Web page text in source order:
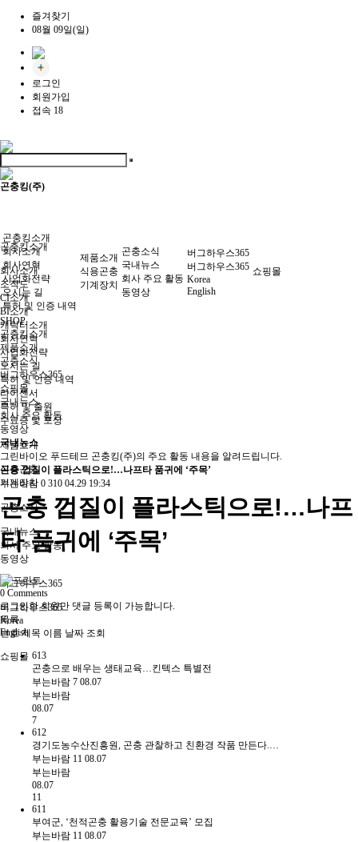
즐겨찾기
08월 09일(일)
로그인
회원가입
접속 18
곤충킹(주)
곤충킹소개
회사소개
조직도
CI소개
BI소개
캐릭터소개
회사연혁
사업화전략
오시는 길
특허 및 인증 내역
라이센서
특허 및 출원
수료증 및 포상
제품소개
식용곤충
기계장치
곤충소식
국내뉴스
회사 주요 활동
동영상
버그하우스365
버그하우스365
Korea
English
쇼핑몰
곤충킹소개
회사소개
회사연혁
사업화전략
오시는 길
특허 및 인증 내역
제품소개
식용곤충
기계장치
곤충소식
국내뉴스
회사 주요 활동
동영상
버그하우스365
버그하우스365
Korea
English
쇼핑몰
SHOP
곤충킹소개
제품소개
곤충소식
버그하우스365
쇼핑몰
국내뉴스
회사 주요 활동
동영상
국내뉴스
그린바이오 푸드테므 곤충킹(주)의 주요 활동 내용을 알려드립니다.
곤충 껍질이 플라스틱으로!…나프타 품귀에 ‘주목’
부는바람 0 310 04.29 19:34
곤충 껍질이 플라스틱으로!…나프
타 품귀에 ‘주목’
0 Comments
로그인한 회원만 댓글 등록이 가능합니다.
목록
번호 제목 이름 날짜 조회
613
곤충으로 배우는 생태교육…킨텍스 특별전
부는바람 7 08.07
부는바람
08.07
7
612
경기도농수산진흥원, 곤충 관찰하고 친환경 작품 만든다.…
부는바람 11 08.07
부는바람
08.07
11
611
부여군, ‘천적곤충 활용기술 전문교육’ 모집
부는바람 11 08.07